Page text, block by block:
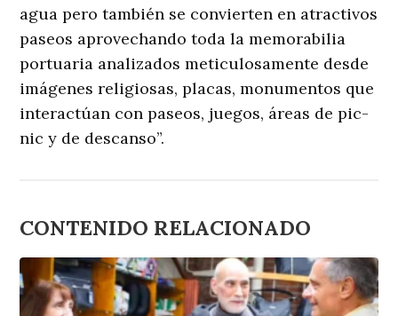
agua pero también se convierten en atractivos
paseos aprovechando toda la memorabilia
portuaria analizados meticulosamente desde
imágenes religiosas, placas, monumentos que
interactúan con paseos, juegos, áreas de pic-
nic y de descanso”.
CONTENIDO RELACIONADO